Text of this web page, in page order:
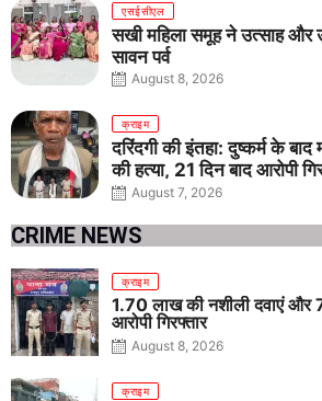
एसईसीएल
सखी महिला समूह ने उत्साह और
सावन पर्व
August 8, 2026
क्राइम
दरिंदगी की इंतहा: दुष्कर्म के
की हत्या, 21 दिन बाद आरोपी
August 7, 2026
CRIME NEWS
क्राइम
1.70 लाख की नशीली दवाएं और
आरोपी गिरफ्तार
August 8, 2026
क्राइम